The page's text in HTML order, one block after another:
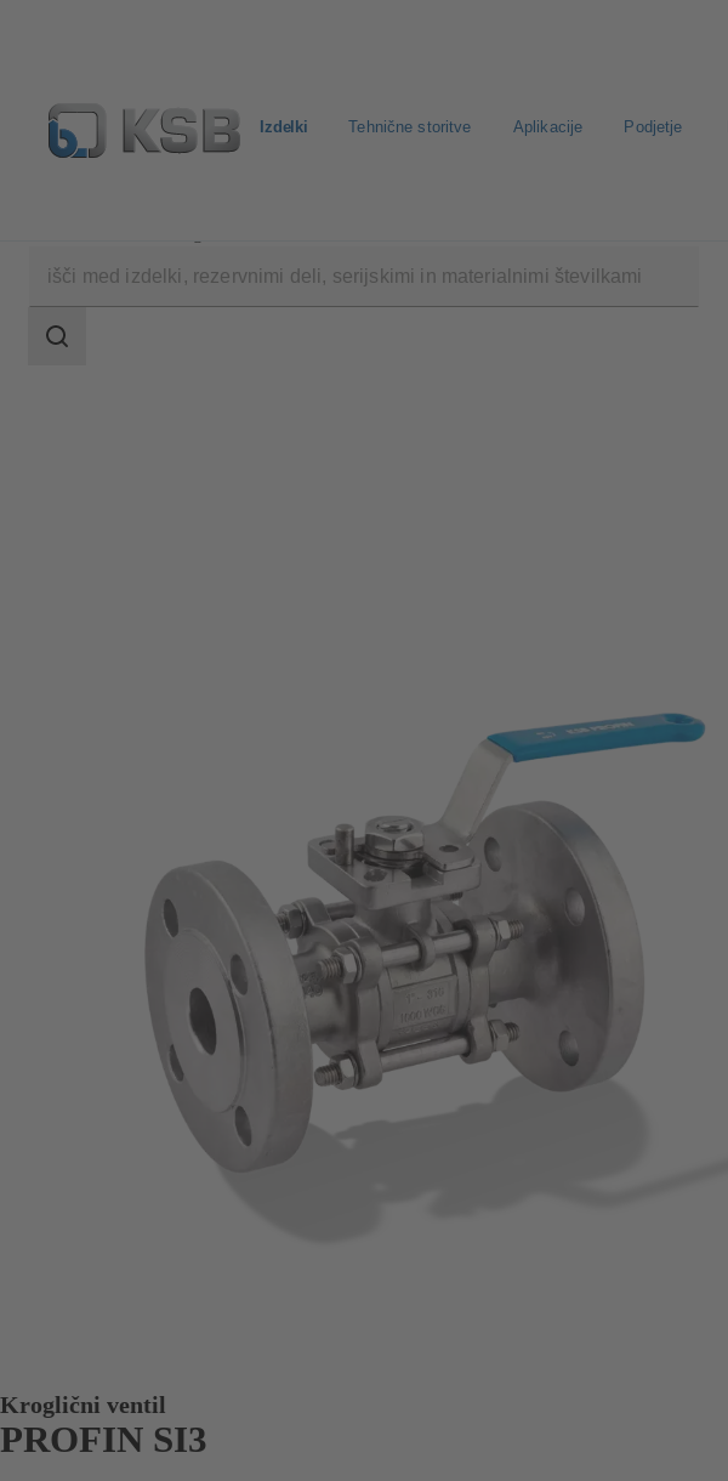
Izdelki Tehnične storitve Aplikacije Podjetje
iskanja
področje
Kroglični ventil
PROFIN SI3